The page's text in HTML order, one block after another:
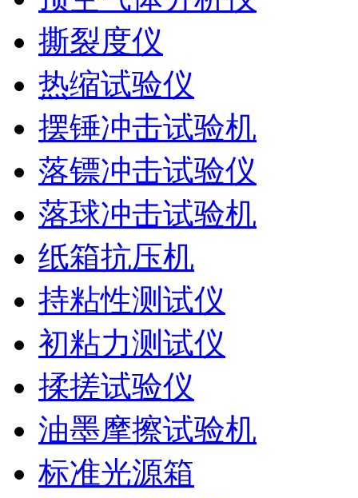
撕裂度仪
热缩试验仪
摆锤冲击试验机
落镖冲击试验仪
落球冲击试验机
纸箱抗压机
持粘性测试仪
初粘力测试仪
揉搓试验仪
油墨摩擦试验机
标准光源箱